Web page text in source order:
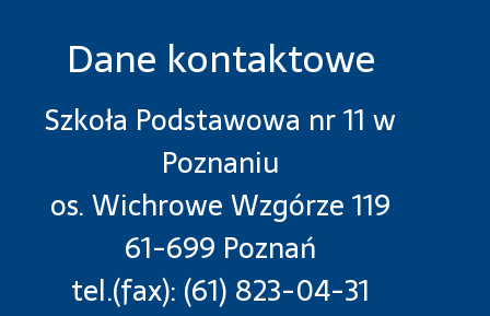
Dane kontaktowe
Szkoła Podstawowa nr 11 w
Poznaniu
os. Wichrowe Wzgórze 119
61-699 Poznań
tel.(fax): (61) 823-04-31